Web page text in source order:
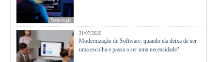
Tecnologia
21/07/2026
Modernização de Software: quando ela deixa de ser
uma escolha e passa a ser uma necessidade?